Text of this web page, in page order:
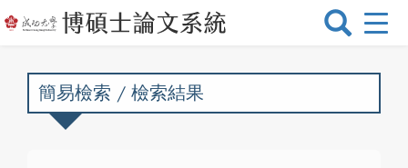
選
換
簡易檢索 / 檢索結果